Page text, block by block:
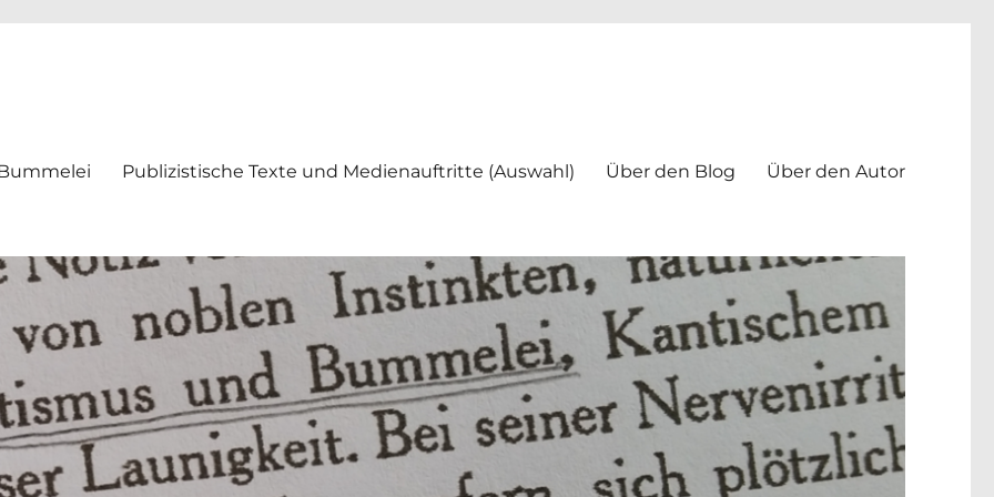
Publizistische Texte und Medienauftritte (Auswahl) Über den Blog Über den Autor